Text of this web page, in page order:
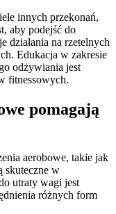
innych przekonań,
aby podejść do
działania na rzetelnych
Edukacja w zakresie
odżywiania jest
fitnessowych.
pomagają
aerobowe, takie jak
skuteczne w
utraty wagi jest
różnych form